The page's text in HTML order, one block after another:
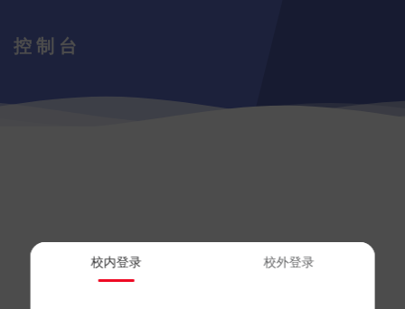
控制台
校内登录 校外登录